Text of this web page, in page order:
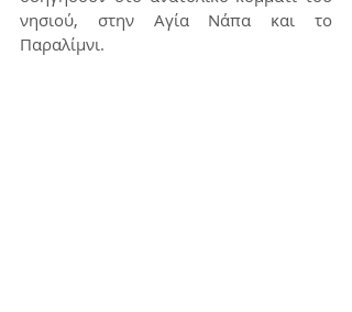
νησιού, στην Αγία Νάπα και το
Παραλίμνι.